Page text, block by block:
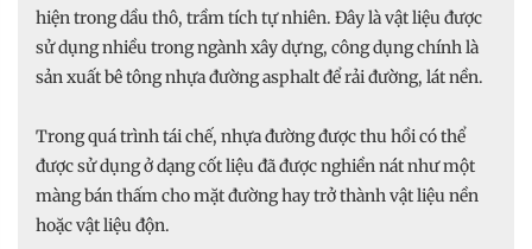
hiện trong dầu thô, trầm tích tự nhiên. Đây là vật liệu được
sử dụng nhiều trong ngành xây dựng, công dụng chính là
sản xuất bê tông nhựa đường asphalt để rải đường, lát nền.
Trong quá trình tái chế, nhựa đường được thu hồi có thể
được sử dụng ở dạng cốt liệu đã được nghiền nát như một
màng bán thấm cho mặt đường hay trở thành vật liệu nền
hoặc vật liệu độn.